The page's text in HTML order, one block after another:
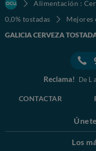
Alimentación :
0,0% tostadas
Mejores
GALICIA CERVEZA
Reclama! De L
CONTACTAR
Los